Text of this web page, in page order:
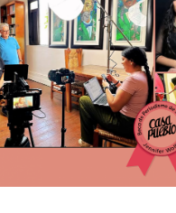
La Beca de Periodismo de
Soluciones 2025